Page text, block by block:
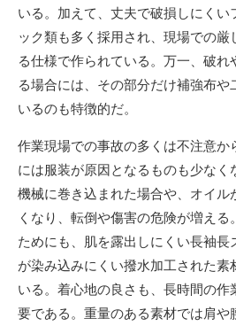
いる。加えて、丈夫で破損しにくい
ック類も多く採用され、現場での厳
る仕様で作られている。万一、破
る場合には、その部分だけ補強布や
いるのも特徴的だ。
作業現場での事故の多くは不注意か
には服装が原因となるものも少な
機械に巻き込まれた場合や、オイル
くなり、転倒や傷害の危険が増え
ためにも、肌を露出しにくい長袖長
が染み込みにくい撥水加工された素
いる。着心地の良さも、長時間の
要である。重量のある素材では肩や